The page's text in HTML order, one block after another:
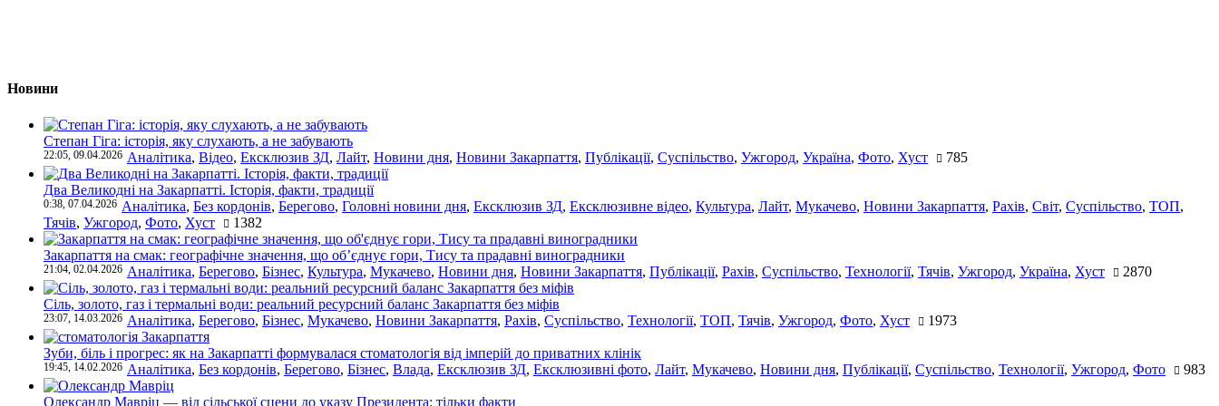
Новини
Степан Гіга: історія, яку слухають, а не забувають
22:05, 09.04.2026 Аналітика, Відео, Ексклюзив ЗД, Лайт, Новини дня, Новини Закарпаття, Публікації, Суспільство, Ужгород, Україна, Фото, Хуст 785
Два Великодні на Закарпатті. Історія, факти, традиції
0:38, 07.04.2026 Аналітика, Без кордонів, Берегово, Головні новини дня, Ексклюзив ЗД, Ексклюзивне відео, Культура, Лайт, Мукачево, Новини Закарпаття, Рахів, Світ, Суспільство, ТОП,
Тячів, Ужгород, Фото, Хуст 1382
Закарпаття на смак: географічне значення, що об’єднує гори, Тису та прадавні виноградники
21:04, 02.04.2026 Аналітика, Берегово, Бізнес, Культура, Мукачево, Новини дня, Новини Закарпаття, Публікації, Рахів, Суспільство, Технології, Тячів, Ужгород, Україна, Хуст 2870
Сіль, золото, газ і термальні води: реальний ресурсний баланс Закарпаття без міфів
23:07, 14.03.2026 Аналітика, Берегово, Бізнес, Мукачево, Новини Закарпаття, Рахів, Суспільство, Технології, ТОП, Тячів, Ужгород, Фото, Хуст 1973
Зуби, біль і прогрес: як на Закарпатті формувалася стоматологія від імперій до приватних клінік
19:45, 14.02.2026 Аналітика, Без кордонів, Берегово, Бізнес, Влада, Ексклюзив ЗД, Ексклюзивні фото, Лайт, Мукачево, Новини дня, Публікації, Суспільство, Технології, Ужгород, Фото 983
Олександр Мавріц — від сільської сцени до указу Президента: тільки факти